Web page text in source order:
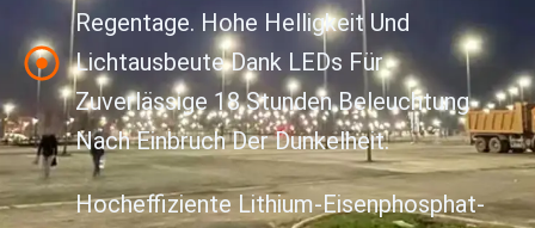
Regentage. Hohe Helligkeit Und
Lichtausbeute Dank LEDs Für
Zuverlässige 18 Stunden Beleuchtung
Nach Einbruch Der Dunkelheit.
Hocheffiziente Lithium-Eisenphosphat-